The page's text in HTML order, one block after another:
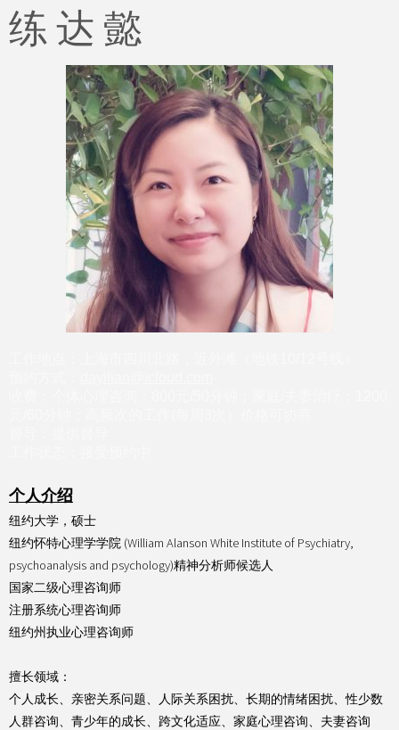
练 达 懿
个人介绍
纽约大学，硕士
纽约怀特心理学学院 (William Alanson White Institute of Psychiatry,
psychoanalysis and psychology)精神分析师候选人
国家二级心理咨询师
注册系统心理咨询师
纽约州执业心理咨询师
擅长领域：
个人成长、亲密关系问题、人际关系困扰、长期的情绪困扰、性少数
人群咨询、青少年的成长、跨文化适应、家庭心理咨询、夫妻咨询